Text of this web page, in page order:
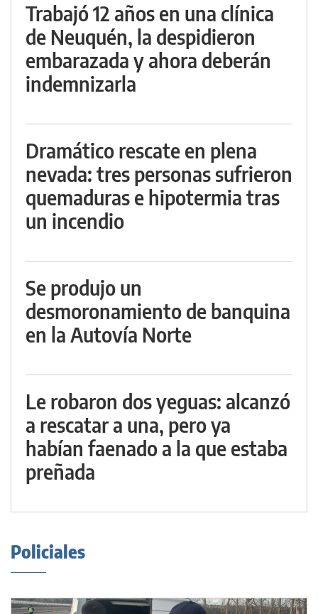
Trabajó 12 años en una clínica
de Neuquén, la despidieron
embarazada y ahora deberán
indemnizarla
Dramático rescate en plena
nevada: tres personas sufrieron
quemaduras e hipotermia tras
un incendio
Se produjo un
desmoronamiento de banquina
en la Autovía Norte
Le robaron dos yeguas: alcanzó
a rescatar a una, pero ya
habían faenado a la que estaba
preñada
Policiales